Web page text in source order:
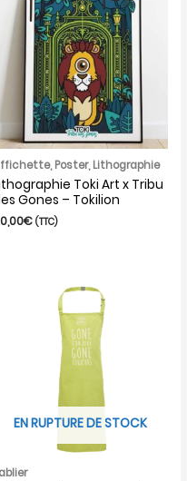
Poster, Lithographie
Toki Art x Tribu
Gones – Tokilion
€ (TTC)
EN RUPTURE DE STOCK